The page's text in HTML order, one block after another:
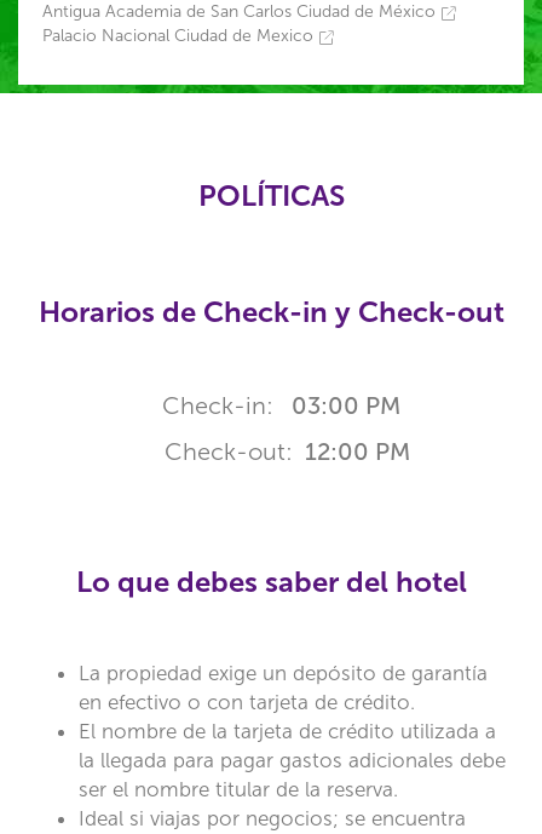
Antigua Academia de San Carlos Ciudad de México
Palacio Nacional Ciudad de Mexico
POLÍTICAS
Horarios de Check-in y Check-out
Check-in: 03:00 PM
Check-out: 12:00 PM
Lo que debes saber del hotel
La propiedad exige un depósito de garantía
en efectivo o con tarjeta de crédito.
El nombre de la tarjeta de crédito utilizada a
la llegada para pagar gastos adicionales debe
ser el nombre titular de la reserva.
Ideal si viajas por negocios; se encuentra